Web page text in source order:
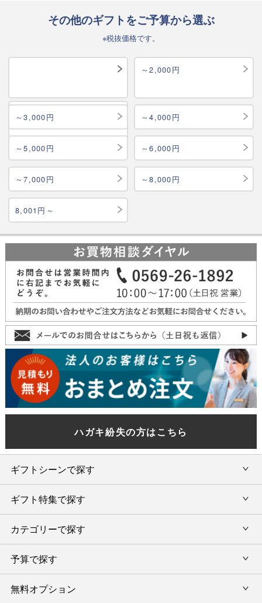
その他のギフトをご予算から選ぶ
※税抜価格です。
～1,500円
～2,000円
～3,000円 ～4,000円
～5,000円 ～6,000円
～7,000円 ～8,000円
8,001円～
ハガキ紛失の方はこちら
ギフトシーンで探す
内祝い・お返し
結婚内祝い・引出物
出産内祝い・お返し
香典返し・法要引出物
ギフト特集で探す
旅行カタログギフト
カタログギフトランキング
カテゴリーで探す
カタログギフト
グルメ限定カタログギフト
予算で探す
カタログギフトを予算で選ぶ
無料オプション